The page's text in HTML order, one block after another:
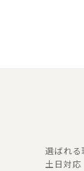
選ばれ
土日対